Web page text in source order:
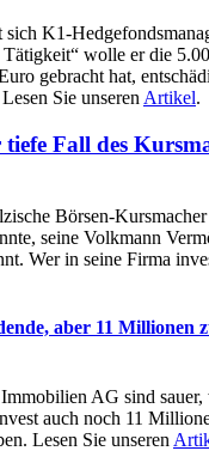
K1-
wolle er die
gebracht hat,
Sie unseren Artikel.
Fall des
Börsen-
seine Volkmann
Wer in seine Firma
aber 11 Millionen
AG sind
auch noch 11
Lesen Sie unseren